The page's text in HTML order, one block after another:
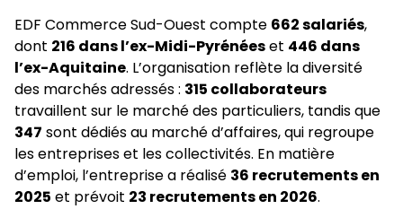
EDF Commerce Sud-Ouest compte 662 salariés,
dont 216 dans l’ex-Midi-Pyrénéeset 446 dans
l’ex-Aquitaine. L’organisation reflète la diversité
des marchés adressés : 315 collaborateurs
travaillent sur le marché des particuliers, tandis que
347 sont dédiés au marché d’affaires, qui regroupe
les entreprises et les collectivités. En matière
d’emploi, l’entreprise a réalisé 36 recrutements en
2025 et prévoit 23 recrutements en 2026.